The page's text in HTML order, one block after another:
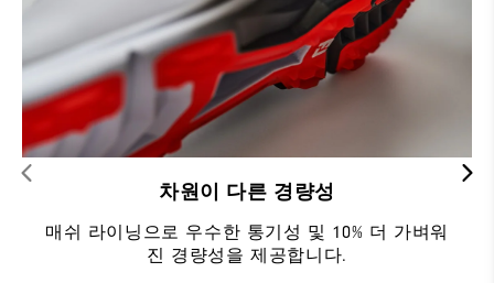
차원이 다른 경량성
매쉬 라이닝으로 우수한 통기성 및 10% 더 가벼워
진 경량성을 제공합니다.